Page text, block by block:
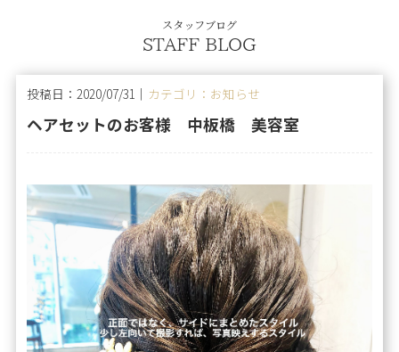
スタッフブログ
STAFF BLOG
投稿日：2020/07/31｜ カテゴリ：お知らせ
ヘアセットのお客様 中板橋 美容室